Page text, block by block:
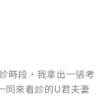
時段，我拿出一張考
同來看診的U君夫妻